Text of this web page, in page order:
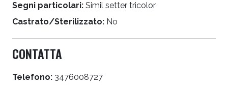
Segni particolari: Simil setter tricolor
Castrato/Sterilizzato: No
CONTATTA
Telefono: 3476008727